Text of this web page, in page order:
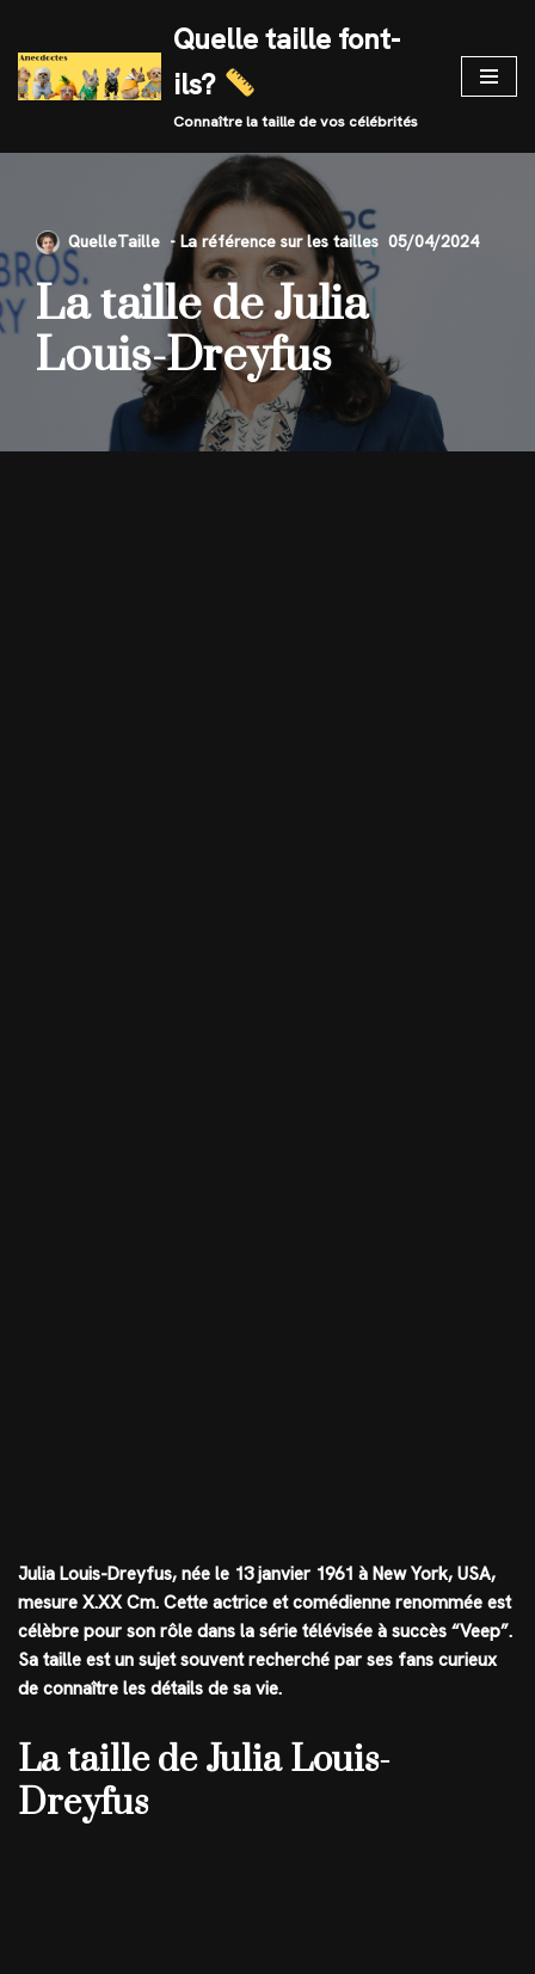
Skip
to
Quelle taille font-
ils?
Connaître la taille de vos célébrités
QuelleTaille 05/04/2024
La taille de Julia
Louis-Dreyfus
Julia Louis-Dreyfus, née le 13 janvier 1961 à New York, USA,
mesure X.XX Cm. Cette actrice et comédienne renommée est
célèbre pour son rôle dans la série télévisée à succès “Veep”.
Sa taille est un sujet souvent recherché par ses fans curieux
de connaître les détails de sa vie.
La taille de Julia Louis-
Dreyfus